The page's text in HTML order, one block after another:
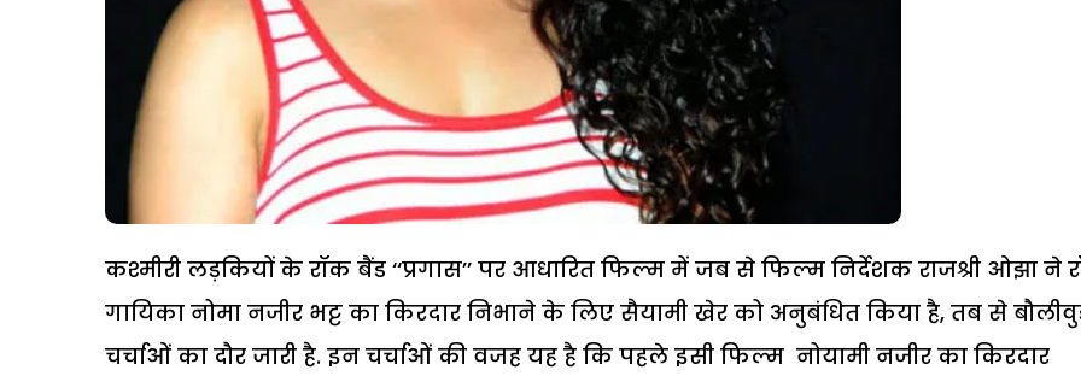
कश्मीरी लड़कियों के रॉक बैंड ‘‘प्रगास’’ पर आधारित फिल्म में जब से फिल्म निर्देशक राजश्री ओझा ने
गायिका नोमा नजीर भट्ट का किरदार निभाने के लिए सैयामी खेर को अनुबंधित किया है, तब से
चर्चाओं का दौर जारी है. इन चर्चाओं की वजह यह है कि पहले इसी फिल्म नोयामी नजीर का किरदार